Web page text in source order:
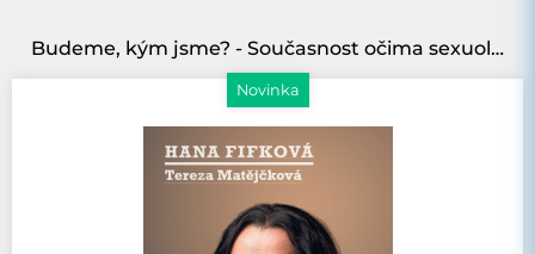
Novinka
Budeme, kým jsme? - Současnost očima sexuoložky